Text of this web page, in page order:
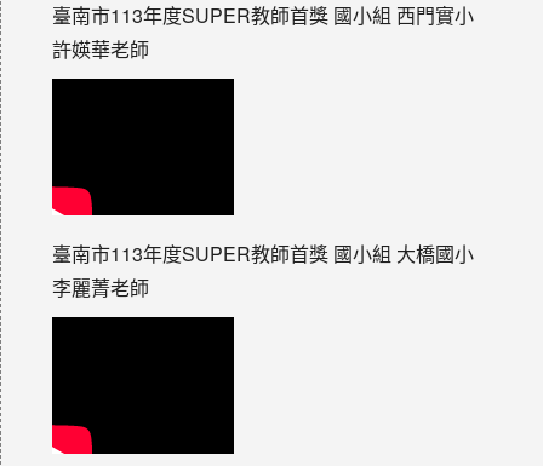
臺南市113年度SUPER教師首獎 國小組 西門實小
許媖華老師
臺南市113年度SUPER教師首獎 國小組 大橋國小
李麗菁老師